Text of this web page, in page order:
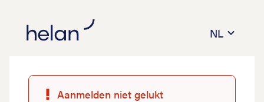
NL
Aanmelden niet gelukt